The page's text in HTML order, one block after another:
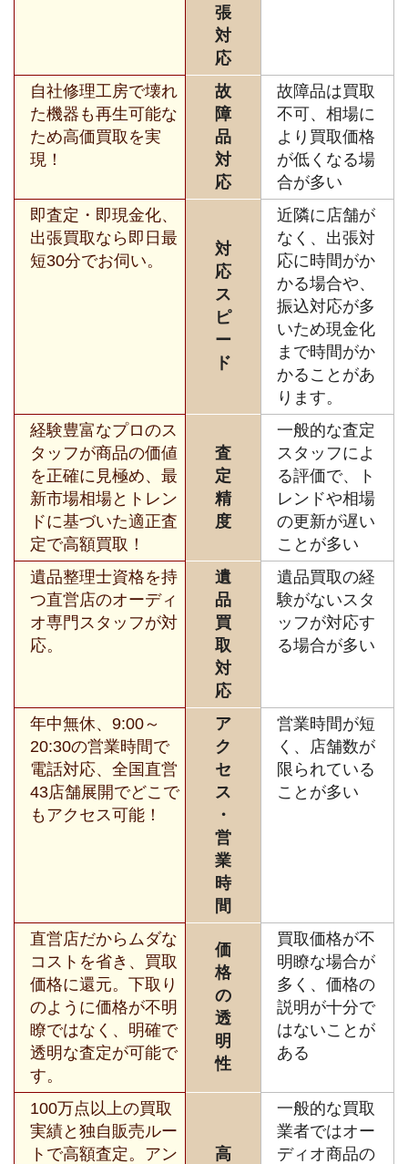
張
対
応
自社修理工房で壊れ
た機器も再生可能な
ため高価買取を実
現！
故
障
品
対
応
故障品は買取
不可、相場に
より買取価格
が低くなる場
合が多い
即査定・即現金化、
出張買取なら即日最
短30分でお伺い。
対
応
ス
ピ
ー
ド
近隣に店舗が
なく、出張対
応に時間がか
かる場合や、
振込対応が多
いため現金化
まで時間がか
かることがあ
ります。
経験豊富なプロのス
タッフが商品の価値
を正確に見極め、最
新市場相場とトレン
ドに基づいた適正査
定で高額買取！
査
定
精
度
一般的な査定
スタッフによ
る評価で、ト
レンドや相場
の更新が遅い
ことが多い
遺品整理士資格を持
つ直営店のオーディ
オ専門スタッフが対
応。
遺
品
買
取
対
応
遺品買取の経
験がないスタ
ッフが対応す
る場合が多い
年中無休、9:00～
20:30の営業時間で
電話対応、全国直営
43店舗展開でどこで
もアクセス可能！
ア
ク
セ
ス
・
営
業
時
間
営業時間が短
く、店舗数が
限られている
ことが多い
直営店だからムダな
コストを省き、買取
価格に還元。下取り
のように価格が不明
瞭ではなく、明確で
透明な査定が可能で
す。
価
格
の
透
明
性
買取価格が不
明瞭な場合が
多く、価格の
説明が十分で
はないことが
ある
100万点以上の買取
実績と独自販売ルー
トで高額査定。アン
高
一般的な買取
業者ではオー
ディオ商品の